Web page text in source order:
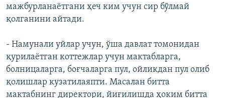
мажбурланаётгани ҳеч ким учун сир бўлмай
қолганини айтади.
- Намунали уйлар учун, ўша давлат томонидан
қурилаëтган коттежлар учун мактабларга,
болницаларга, боғчаларга пул, ойликдан пул олиб
қолишлар кузатилаяпти. Масалан битта
мактабнинг директори, йиғилишда ҳоким битта